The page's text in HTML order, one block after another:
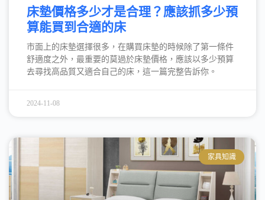
床墊價格多少才是合理？應該抓多少預
算能買到合適的床
市面上的床墊選擇很多，在購買床墊的時候除了第一條件
舒適度之外，最重要的莫過於床墊價格，應該以多少預算
去尋找高品質又適合自己的床，這一篇完整告訴你。
2024-11-08
家具知識